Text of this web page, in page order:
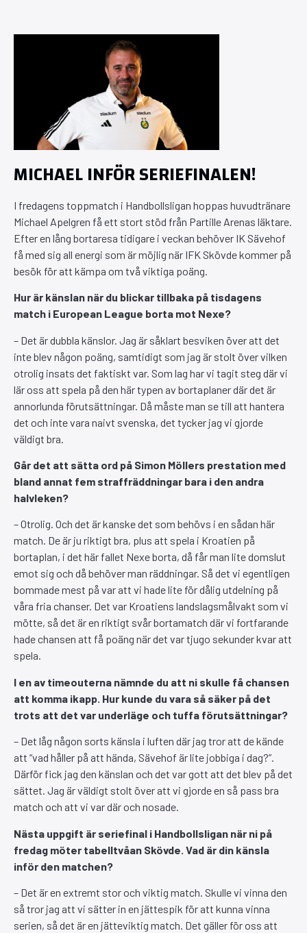
MICHAEL INFÖR SERIEFINALEN!
I fredagens toppmatch i Handbollsligan hoppas huvudtränare
Michael Apelgren få ett stort stöd från Partille Arenas läktare.
Efter en lång bortaresa tidigare i veckan behöver IK Sävehof
få med sig all energi som är möjlig när IFK Skövde kommer på
besök för att kämpa om två viktiga poäng.
Hur är känslan när du blickar tillbaka på tisdagens
match i European League borta mot Nexe?
– Det är dubbla känslor. Jag är såklart besviken över att det
inte blev någon poäng, samtidigt som jag är stolt över vilken
otrolig insats det faktiskt var. Som lag har vi tagit steg där vi
lär oss att spela på den här typen av bortaplaner där det är
annorlunda förutsättningar. Då måste man se till att hantera
det och inte vara naivt svenska, det tycker jag vi gjorde
väldigt bra.
Går det att sätta ord på Simon Möllers prestation med
bland annat fem straffräddningar bara i den andra
halvleken?
– Otrolig. Och det är kanske det som behövs i en sådan här
match. De är ju riktigt bra, plus att spela i Kroatien på
bortaplan, i det här fallet Nexe borta, då får man lite domslut
emot sig och då behöver man räddningar. Så det vi egentligen
bommade mest på var att vi hade lite för dålig utdelning på
våra fria chanser. Det var Kroatiens landslagsmålvakt som vi
mötte, så det är en riktigt svår bortamatch där vi fortfarande
hade chansen att få poäng när det var tjugo sekunder kvar att
spela.
I en av timeouterna nämnde du att ni skulle få chansen
att komma ikapp. Hur kunde du vara så säker på det
trots att det var underläge och tuffa förutsättningar?
– Det låg någon sorts känsla i luften där jag tror att de kände
att “vad håller på att hända, Sävehof är lite jobbiga i dag?”.
Därför fick jag den känslan och det var gott att det blev på det
sättet. Jag är väldigt stolt över att vi gjorde en så pass bra
match och att vi var där och nosade.
Nästa uppgift är seriefinal i Handbollsligan när ni på
fredag möter tabelltvåan Skövde. Vad är din känsla
inför den matchen?
– Det är en extremt stor och viktig match. Skulle vi vinna den
så tror jag att vi sätter in en jättespik för att kunna vinna
serien, så det är en jätteviktig match. Det gäller för oss att